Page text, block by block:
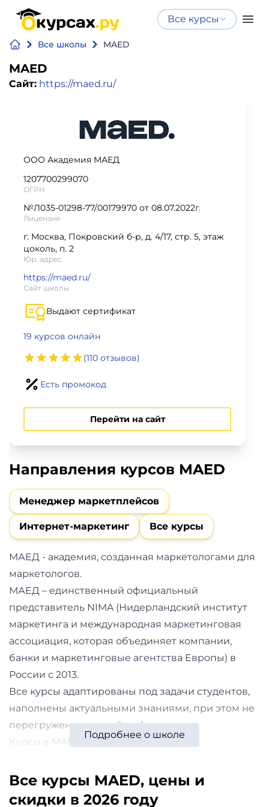
Все курсы
Все школы MAED
MAED
Сайт: https://maed.ru/
ООО Академия МАЕД
1207700299070
ОГРН
№Л035-01298-77/00179970 от 08.07.2022г.
Лицензия
г. Москва, Покровский б-р, д. 4/17, стр. 5, этаж
цоколь, п. 2
Юр. адрес
https://maed.ru/
Сайт школы
Выдают сертификат
19 курсов онлайн
(110 отзывов)
Есть промокод
Перейти на сайт
Направления курсов MAED
Менеджер маркетплейсов
Интернет-маркетинг Все курсы
МАЕД - академия, созданная маркетологами для
маркетологов.
МАЕД – единственный официальный
представитель NIMA (Нидерландский институт
маркетинга и международная маркетинговая
ассоциация, которая объединяет компании,
банки и маркетинговые агентства Европы) в
России с 2013.
Все курсы адаптированы под задачи студентов,
наполнены актуальными знаниями, при этом не
перегружены лишней информации.
Курсы в MAED подойдут:
скиллы и повысить доход;
опытным маркетологам: у нас есть курсы для
Подробнее о школе
Все курсы MAED, цены и
скидки в 2026 году
Нейросеть
Программирование
Бизнес
финансы
Дизайн
Аналитика
Видео,
фото,
аудио
Маркетинг
Иностранный
Для
здоровье,
фитнес
Психология
и
саморазвитие
Прочее
Репетиторы
Тесты
на
профориентацию
искусственному
Курсы по нейросетям
Бесплатно